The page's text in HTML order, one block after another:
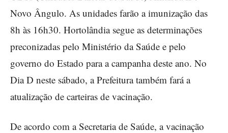
Novo Ângulo. As unidades farão a imunização das
8h às 16h30. Hortolândia segue as determinações
preconizadas pelo Ministério da Saúde e pelo
governo do Estado para a campanha deste ano. No
Dia D neste sábado, a Prefeitura também fará a
atualização de carteiras de vacinação.
De acordo com a Secretaria de Saúde, a vacinação